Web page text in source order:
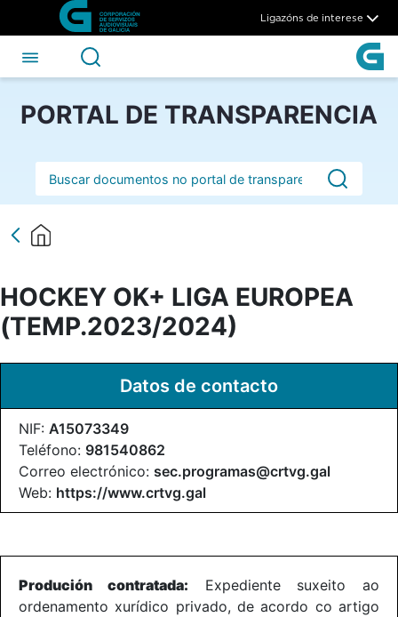
Skip to Main Content
HOCKEY OK+ LIGALigazóns de interese
PORTAL DE TRANSPARENCIA
Barra de busca
HOCKEY OK+ LIGA EUROPEA
(TEMP.2023/2024)
Datos de contacto
NIF: A15073349
Teléfono: 981540862
Correo electrónico: sec.programas@crtvg.gal
Web: https://www.crtvg.gal
Produción contratada: Expediente suxeito ao
ordenamento xurídico privado, de acordo co artigo